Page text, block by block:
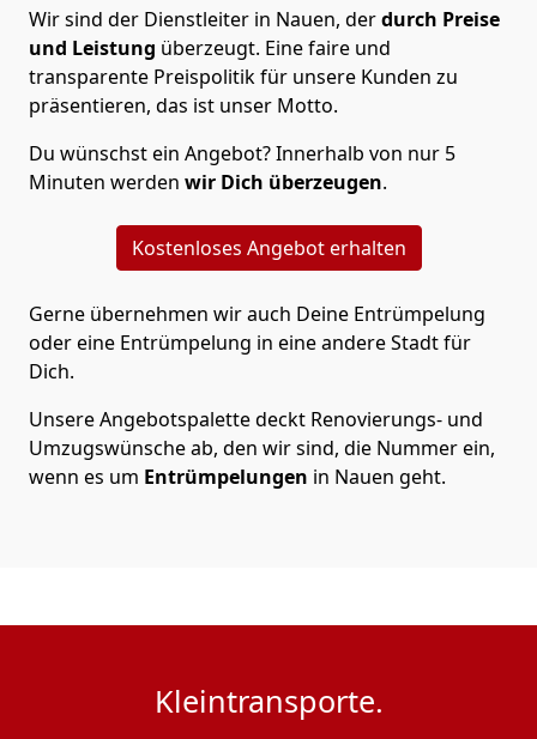
Wir sind der Dienstleiter in Nauen, derdurch Preise
und Leistung überzeugt. Eine faire und
transparente Preispolitik für unsere Kunden zu
präsentieren, das ist unser Motto.
Du wünschst ein Angebot? Innerhalb von nur 5
Minuten werden wir Dich überzeugen.
Kostenloses Angebot erhalten
Gerne übernehmen wir auch Deine Entrümpelung
oder eine Entrümpelung in eine andere Stadt für
Dich.
Unsere Angebotspalette deckt Renovierungs- und
Umzugswünsche ab, den wir sind, die Nummer ein,
wenn es um Entrümpelungen in Nauen geht.
Kleintransporte.